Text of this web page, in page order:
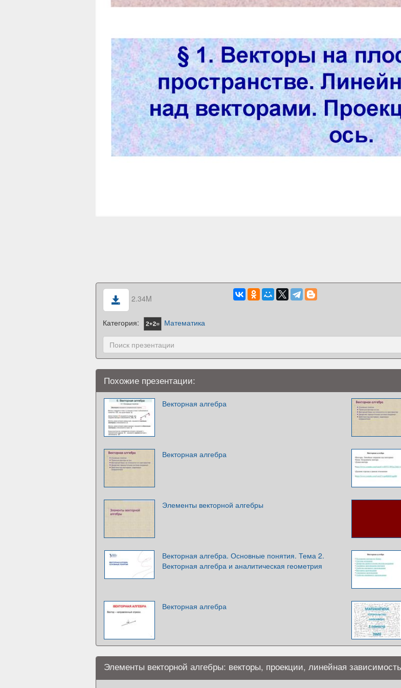
2.34M
Категория: Математика
Похожие презентации:
Векторная алгебра
Векторная алгебра
Элементы векторной алгебры
Векторная алгебра. Основные понятия. Тема 2.
Векторная алгебра и аналитическая геометрия
Векторная алгебра
Элементы векторной алгебры: векторы, проекции, линейная